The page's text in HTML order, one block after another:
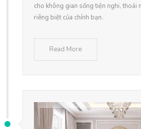
cho không gian sống tiện nghi, thoải
riêng biệt của chính bạn.
Read More